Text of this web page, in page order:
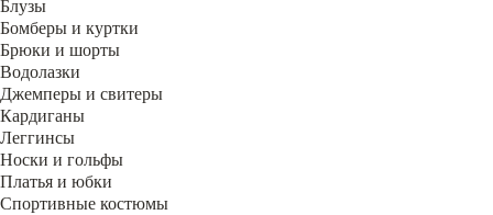
Блузы
Бомберы и куртки
Брюки и шорты
Водолазки
Джемперы и свитеры
Кардиганы
Леггинсы
Носки и гольфы
Платья и юбки
Спортивные костюмы